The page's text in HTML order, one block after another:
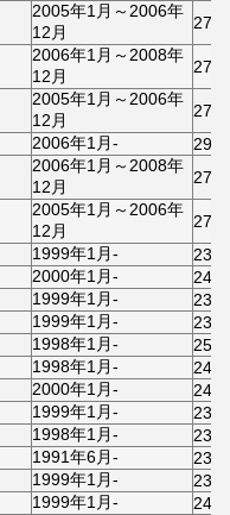
2005年1月～2006年
12月
2792
2006年1月～2008年
12月
2792
2005年1月～2006年
12月
2792
2006年1月-
2999
2006年1月～2008年
12月
2792
2005年1月～2006年
12月
2792
1999年1月-
2319
2000年1月-
2435
1999年1月-
2300
1999年1月-
2319
1998年1月-
2500
1998年1月-
2400
2000年1月-
2435
1999年1月-
2300
1998年1月-
2300
1991年6月-
2319
1999年1月-
2319
1999年1月-
2435